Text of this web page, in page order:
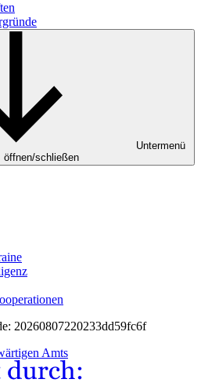
Untermenü
öffnen/schließen
20260807220233dd59fc6f
Amts